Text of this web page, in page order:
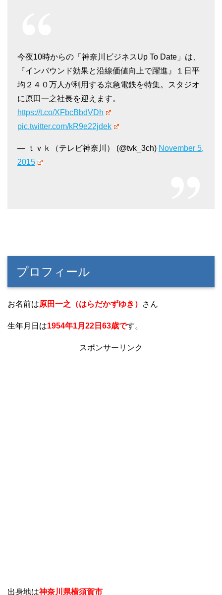
今夜10時からの「神奈川ビジネスUp To Date」は、
『インバウンド効果と沿線価値向上で躍進』１日平
均２４０万人が利用する京急電鉄を特集。スタジオ
に原田一之社長を迎えます。
https://t.co/XFbcBbdVDh
pic.twitter.com/kR9e22jdek
— ｔｖｋ（テレビ神奈川） (@tvk_3ch) November 5,
2015
プロフィール
お名前は原田一之（はらだかずゆき） さん
生年月日は1954年1月22日63歳です。
スポンサーリンク
出身地は神奈川県横須賀市